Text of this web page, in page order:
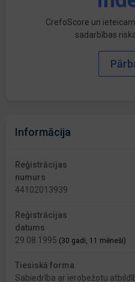
CrefoScore un
sadarbības
Informācija
Reģistrācijas
numurs
44102013939
Reģistrācijas
datums
29.08.1995 (30 gadi, 11 mēneši)
Tiesiskā forma
Sabiedrība ar ierobežotu